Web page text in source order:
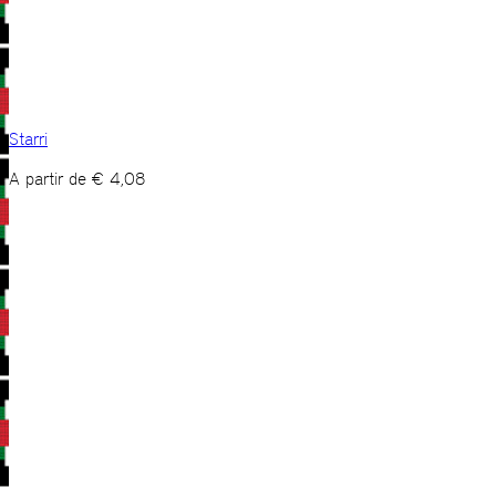
Starri
A partir de € 4,08